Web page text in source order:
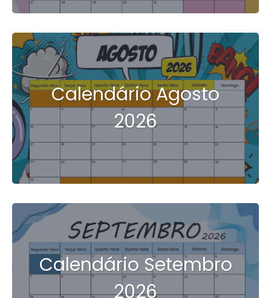
Calendário Agosto
2026
Calendário Setembro
2026